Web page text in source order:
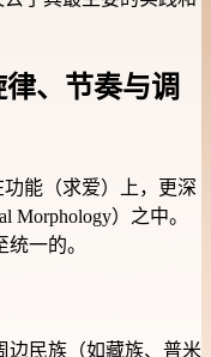
、节奏与调
能（求爱）上，更深
Morphology）之中。
一的。
边民族（如藏族、普米